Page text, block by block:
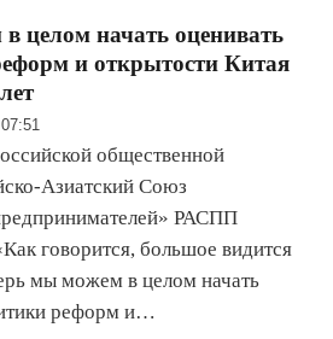
целом начать оценивать
и открытости Китая
общественной
Азиатский Союз
РАСПП
говорится, большое видится
мы можем в целом начать
реформ и…